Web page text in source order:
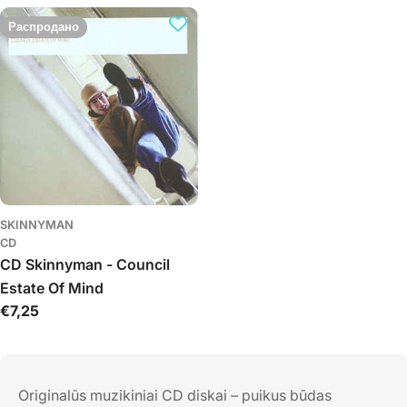
к
ц
и
Распродано
SKINNYMAN
CD
CD Skinnyman - Council
Estate Of Mind
Обычная
€7,25
Originalūs muzikiniai CD diskai – puikus būdas